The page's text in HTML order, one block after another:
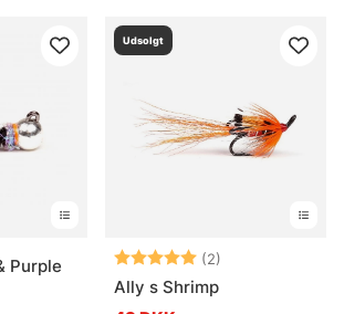
Purple
Udsolgt
Vurdering: (2)
Ally s Shrimp